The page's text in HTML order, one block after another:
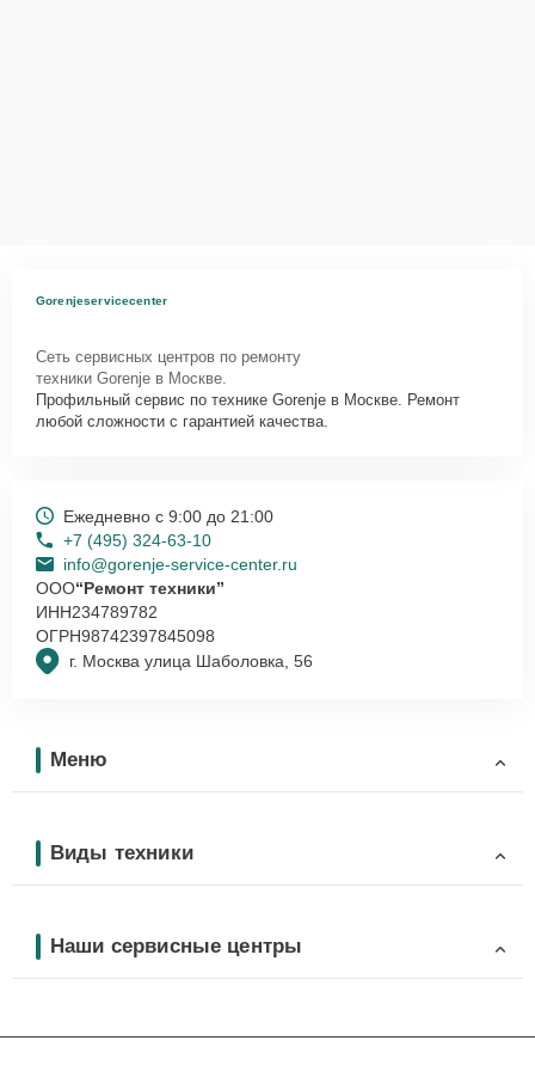
Gorenjeservicecenter
Сеть сервисных центров по ремонту
техники Gorenje в Москве.
Профильный сервис по технике Gorenje в Москве. Ремонт
любой сложности с гарантией качества.
г. Москва улица Шаболовка, 56
Ежедневно с 9:00 до 21:00
+7 (495) 324-63-10
info@gorenje-service-center.ru
ООО“Ремонт техники”
ИНН234789782
ОГРН98742397845098
Меню
Виды техники
Наши сервисные центры